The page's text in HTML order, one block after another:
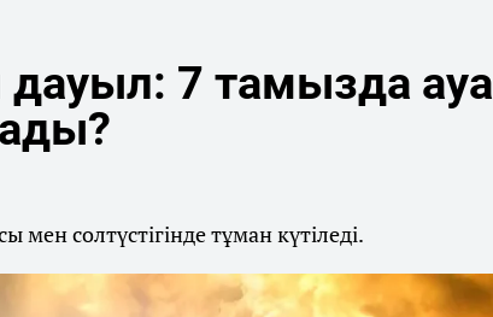
7 тамызда ауа
солтүстігінде тұман күтіледі.